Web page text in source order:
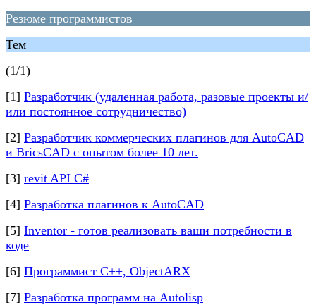
Резюме программистов
Тем
(1/1)
[1] Разработчик (удаленная работа, разовые проекты и/
или постоянное сотрудничество)
[2] Разработчик коммерческих плагинов для AutoCAD
и BricsCAD с опытом более 10 лет.
[3] revit API C#
[4] Разработка плагинов к AutoCAD
[5] Inventor - готов реализовать ваши потребности в
коде
[6] Программист С++, ObjectARX
[7] Разработка программ на Autolisp